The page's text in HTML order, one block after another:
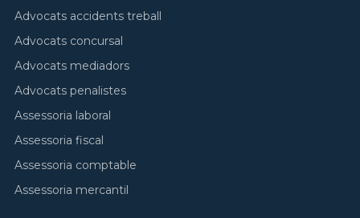
Advocats accidents treball
Advocats concursal
Advocats mediadors
Advocats penalistes
Assessoria laboral
Assessoria fiscal
Assessoria comptable
Assessoria mercantil